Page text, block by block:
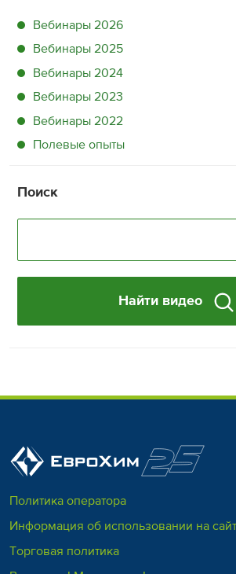
Вебинары 2026
Вебинары 2025
Вебинары 2024
Вебинары 2023
Вебинары 2022
Полевые опыты
Поиск
Найти видео
Политика оператора
Информация об использовании на
Торговая политика